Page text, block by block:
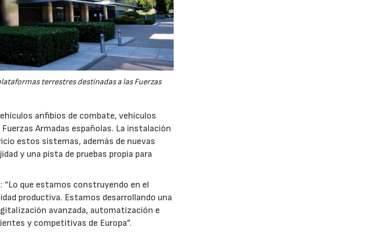
terrestres destinadas a las Fuerzas
anfibios de combate, vehículos
Armadas españolas. La instalación
estos sistemas, además de nuevas
y una pista de pruebas propia para
“Lo que estamos construyendo en el
productiva. Estamos desarrollando una
avanzada, automatización e
y competitivas de Europa”.